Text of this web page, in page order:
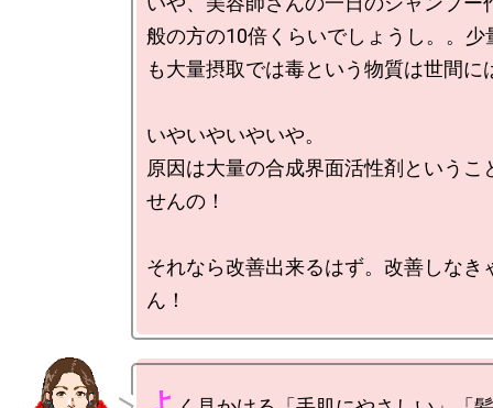
般の方の10倍くらいでしょうし。。少
も大量摂取では毒という物質は世間に
いやいやいやいや。
原因は大量の合成界面活性剤というこ
せんの！
それなら改善出来るはず。改善しなき